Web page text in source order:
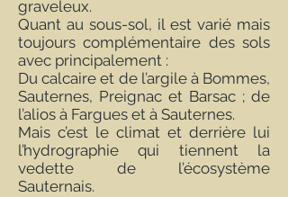
graveleux.
Quant au sous-sol, il est varié mais
toujours complémentaire des sols
avec principalement :
Du calcaire et de l’argile à Bommes,
Sauternes, Preignac et Barsac ; de
l’alios à Fargues et à Sauternes.
Mais c’est le climat et derrière lui
l’hydrographie qui tiennent la
vedette de l’écosystème
Sauternais.